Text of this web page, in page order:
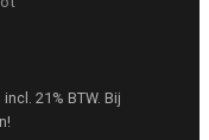
21% BTW. Bij